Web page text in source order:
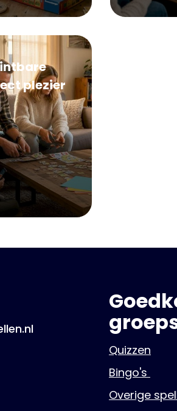
plezier
Quizzen
Bingo's
Overige